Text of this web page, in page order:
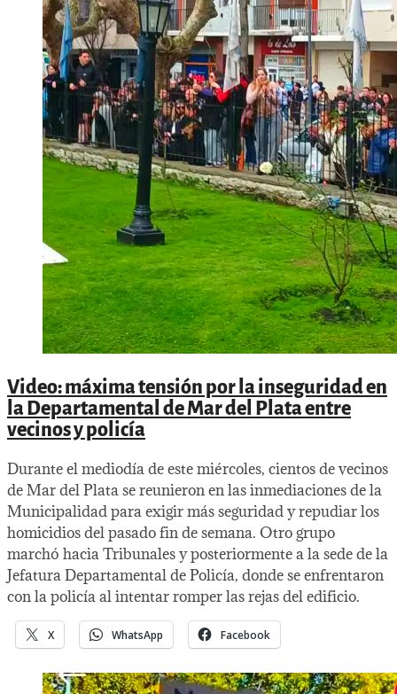
Video: máxima tensión por la inseguridad en
la Departamental de Mar del Plata entre
vecinos y policía
Durante el mediodía de este miércoles, cientos de vecinos
de Mar del Plata se reunieron en las inmediaciones de la
Municipalidad para exigir más seguridad y repudiar los
homicidios del pasado fin de semana. Otro grupo
marchó hacia Tribunales y posteriormente a la sede de la
Jefatura Departamental de Policía, donde se enfrentaron
con la policía al intentar romper las rejas del edificio.
X WhatsApp Facebook